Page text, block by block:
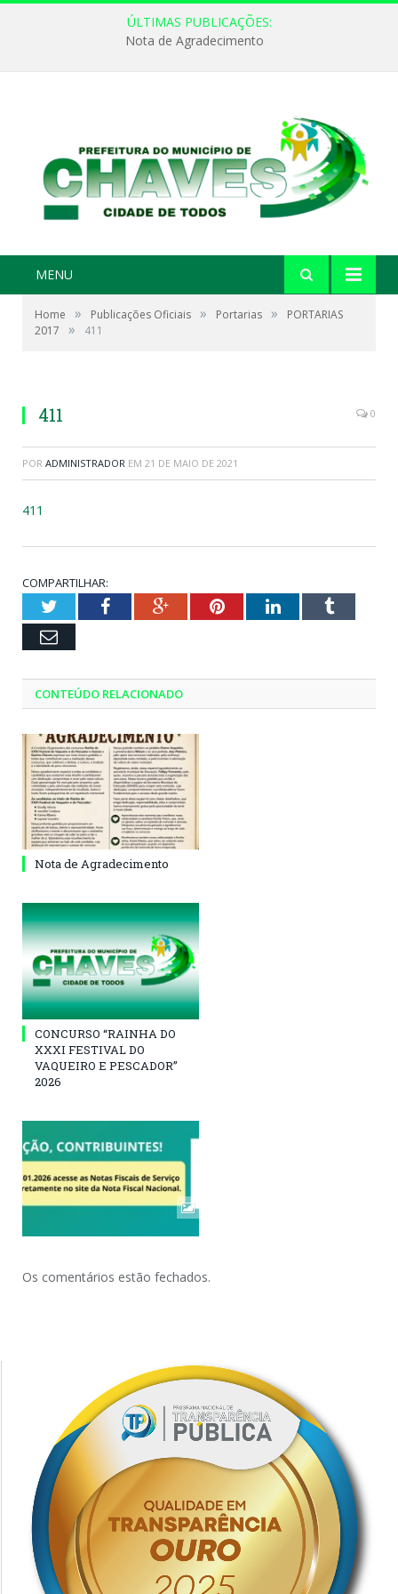
ÚLTIMAS PUBLICAÇÕES:
Nota de Agradecimento
MENU
Home » Publicações Oficiais » Portarias »
PORTARIAS
2017
» 411
411 0
POR ADMINISTRADOR EM 21 DE MAIO DE 2021
411
COMPARTILHAR:
TwitterFacebookGoogle+PinterestLinkedInTumblr
Email
CONTEÚDO RELACIONADO
Nota de Agradecimento
CONCURSO “RAINHA DO
XXXI FESTIVAL DO
VAQUEIRO E PESCADOR”
2026
Os comentários estão fechados.